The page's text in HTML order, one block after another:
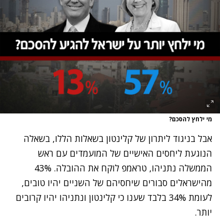
מי ילחץ להסכם?
אבל בניגוד ליתרון של קלינטון בשאלות הללו, בשאלה
הנוגעת ליחסים האישיים של המועמדים עם ראש
הממשלה נתניהו, טראמפ לוקח את ההובלה. 43%
מהישראלים סבורים שיחסיהם של השניים יהיו טובים,
לעומת 34% בלבד שענו כי קלינטון ונתניהו יהיו קרובים
יותר.